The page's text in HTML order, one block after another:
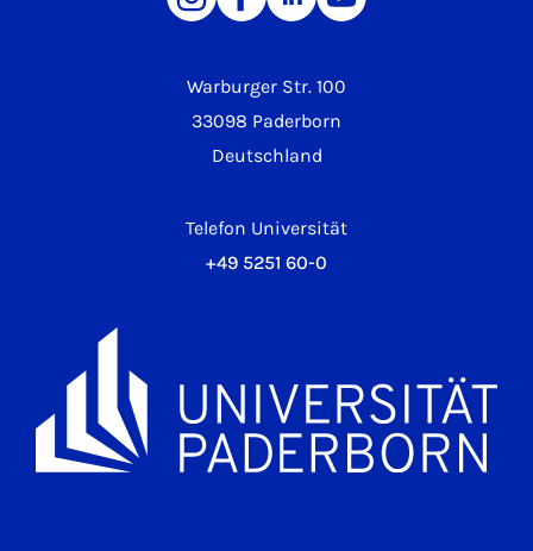
Warburger Str. 100
33098 Paderborn
Deutschland
Telefon Universität
+49 5251 60-0